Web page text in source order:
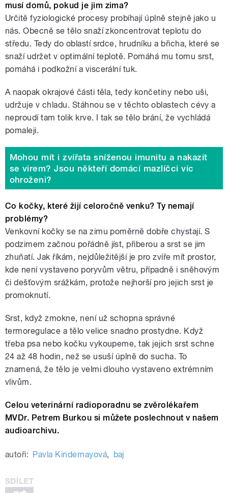
musí domů, pokud je jim zima?
Určitě fyziologické procesy probíhají úplně stejně jako u
nás. Obecně se tělo snaží zkoncentrovat teplotu do
středu. Tedy do oblastí srdce, hrudníku a břicha, které se
snaží udržet v optimální teplotě. Pomáhá mu tomu srst,
pomáhá i podkožní a viscerální tuk.
A naopak okrajové části těla, tedy končetiny nebo uši,
udržuje v chladu. Stáhnou se v těchto oblastech cévy a
neproudí tam tolik krve. I tak se tělo brání, že vychládá
pomaleji.
Mohou mít i zvířata sníženou imunitu a nakazit
se virem? Jsou někteří domácí mazlíčci víc
ohroženi?
Co kočky, které žijí celoročně venku? Ty nemají
problémy?
Venkovní kočky se na zimu poměrně dobře chystají. S
podzimem začnou pořádně jíst, přiberou a srst se jim
zhuňatí. Jak říkám, nejdůležitější je pro zvíře mít prostor,
kde není vystaveno poryvům větru, případně i sněhovým
či dešťovým srážkám, protože nejhorší pro jejich srst je
promoknutí.
Srst, když zmokne, není už schopna správné
termoregulace a tělo velice snadno prostydne. Když
třeba psa nebo kočku vykoupeme, tak jejich srst schne
24 až 48 hodin, než se usuší úplně do sucha. To
znamená, že tělo je velmi dlouho vystaveno extrémním
vlivům.
Celou veterinární radioporadnu se zvěrolékařem
MVDr. Petrem Burkou si můžete poslechnout v našem
audioarchivu.
autoři: Pavla Kindernayová, baj